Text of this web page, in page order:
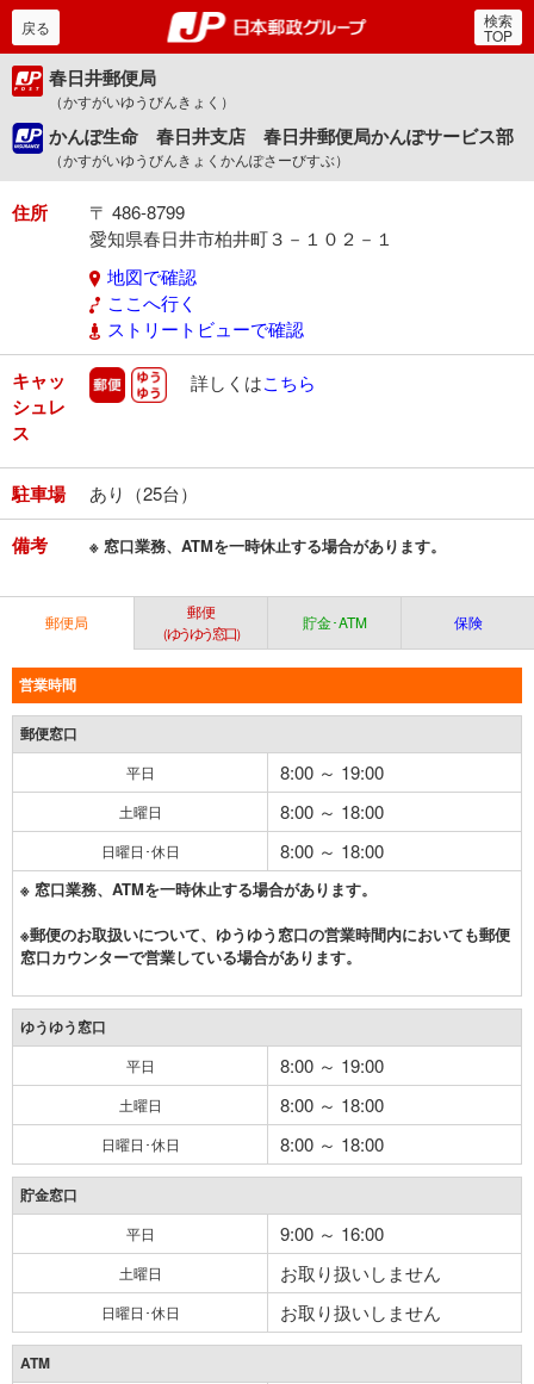
郵便局・日本郵政グルー
戻る 検索
TOP
春日井郵便局
（かすがいゆうびんきょく）
かんぽ生命 春日井支店 春日井郵便局かんぽサービス部
（かすがいゆうびんきょくかんぽさーびすぶ）
住所
〒 486-8799
愛知県春日井市柏井町３－１０２－１
地図で確認
ここへ行く
ストリートビューで確認
キャッ
シュレ
ス
郵便 ゆうゆう
詳しくはこちら
駐車場 あり（25台）
備考 ※ 窓口業務、ATMを一時休止する場合があります。
郵便局
郵便
（ゆうゆう窓口）
貯金･ATM 保険
営業時間
郵便窓口
平日 8:00 ～ 19:00
土曜日 8:00 ～ 18:00
日曜日･休日 8:00 ～ 18:00
※ 窓口業務、ATMを一時休止する場合があります。
※郵便のお取扱いについて、ゆうゆう窓口の営業時間内においても郵便
窓口カウンターで営業している場合があります。
ゆうゆう窓口
平日 8:00 ～ 19:00
土曜日 8:00 ～ 18:00
日曜日･休日 8:00 ～ 18:00
貯金窓口
平日 9:00 ～ 16:00
土曜日 お取り扱いしません
日曜日･休日 お取り扱いしません
ATM